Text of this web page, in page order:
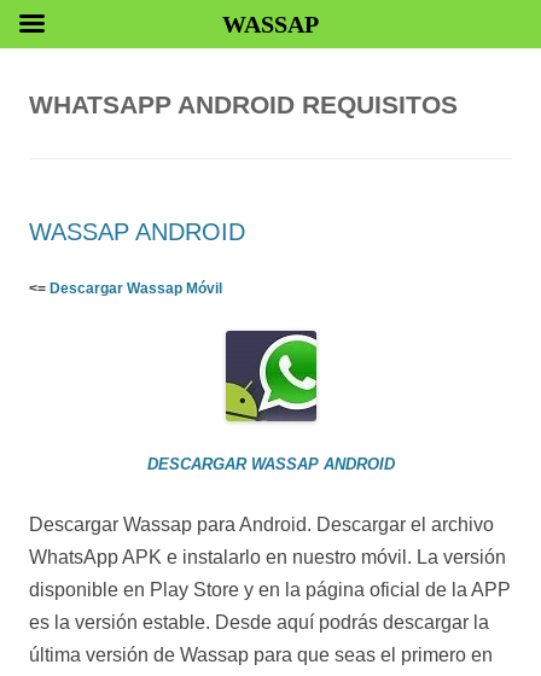
WHATSAPP ANDROID REQUISITOS
WASSAP ANDROID
<= Descargar Wassap Móvil
DESCARGAR WASSAP ANDROID
Descargar Wassap para Android. Descargar el archivo
WhatsApp APK e instalarlo en nuestro móvil. La versión
disponible en Play Store y en la página oficial de la APP
es la versión estable. Desde aquí podrás descargar la
última versión de Wassap para que seas el primero en
WASSAP